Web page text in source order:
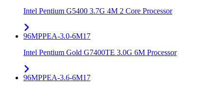
Intel Pentium G5400 3.7G 4M 2 Core Processor
96MPPEA-3.0-6M17
Intel Pentium Gold G7400TE 3.0G 6M Processor
96MPPEA-3.6-6M17